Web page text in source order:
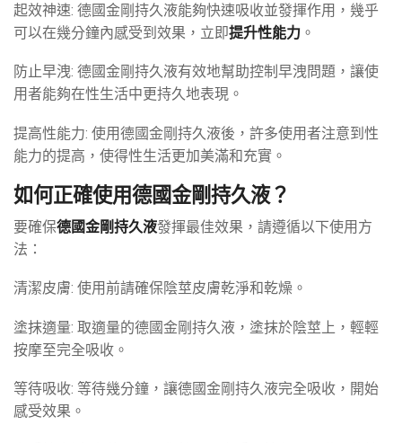
起效神速: 德國金剛持久液能夠快速吸收並發揮作用，幾乎
可以在幾分鐘內感受到效果，立即提升性能力 。
防止早洩: 德國金剛持久液有效地幫助控制早洩問題，讓使
用者能夠在性生活中更持久地表現。
提高性能力: 使用德國金剛持久液後，許多使用者注意到性
能力的提高，使得性生活更加美滿和充實。
如何正確使用德國金剛持久液？
要確保德國金剛持久液發揮最佳效果，請遵循以下使用方
法：
清潔皮膚: 使用前請確保陰莖皮膚乾淨和乾燥。
塗抹適量: 取適量的德國金剛持久液，塗抹於陰莖上，輕輕
按摩至完全吸收。
等待吸收: 等待幾分鐘，讓德國金剛持久液完全吸收，開始
感受效果。